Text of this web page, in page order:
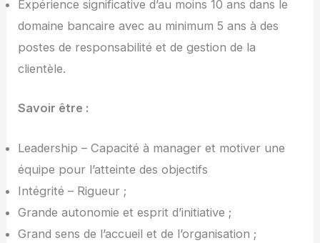
Expérience significative d’au moins 10 ans dans le
domaine bancaire avec au minimum 5 ans à des
postes de responsabilité et de gestion de la
clientèle.
Savoir être :
Leadership – Capacité à manager et motiver une
équipe pour l’atteinte des objectifs
Intégrité – Rigueur ;
Grande autonomie et esprit d’initiative ;
Grand sens de l’accueil et de l’organisation ;